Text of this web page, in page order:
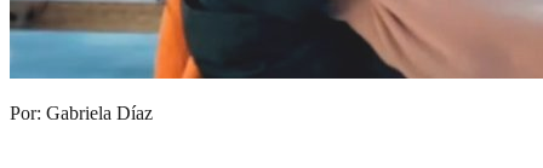
Por: Gabriela Díaz